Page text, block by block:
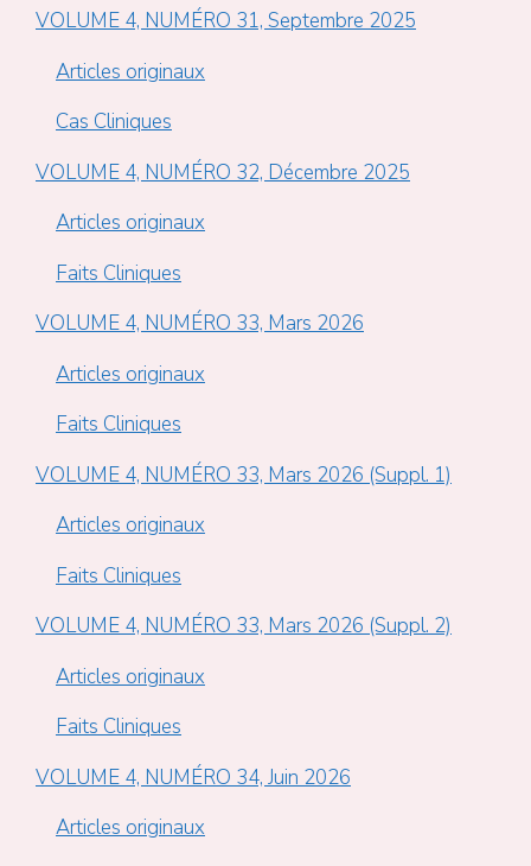
VOLUME 4, NUMÉRO 31, Septembre 2025
Articles originaux
Cas Cliniques
VOLUME 4, NUMÉRO 32, Décembre 2025
Articles originaux
Faits Cliniques
VOLUME 4, NUMÉRO 33, Mars 2026
Articles originaux
Faits Cliniques
VOLUME 4, NUMÉRO 33, Mars 2026 (Suppl. 1)
Articles originaux
Faits Cliniques
VOLUME 4, NUMÉRO 33, Mars 2026 (Suppl. 2)
Articles originaux
Faits Cliniques
VOLUME 4, NUMÉRO 34, Juin 2026
Articles originaux